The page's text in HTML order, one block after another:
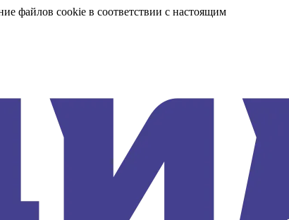
файлов cookie в соответствии с настоящим